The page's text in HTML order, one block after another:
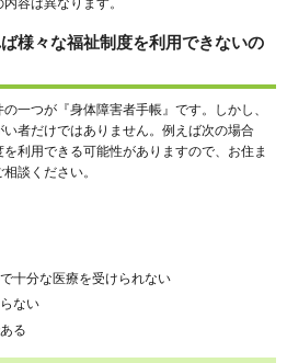
容は異なります。
様々な福祉制度を利用できないの
一つが『身体障害者手帳』です。しかし、
者だけではありません。例えば次の場合
利用できる可能性がありますので、お住ま
談ください。
十分な医療を受けられない
ない
る